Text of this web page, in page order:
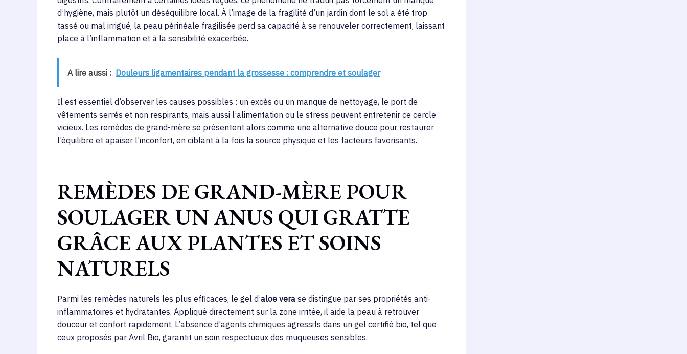
d’hygiène, mais plutôt un déséquilibre local. À l’image de la fragilité d’un jardin dont le sol a été trop
tassé ou mal irrigué, la peau périnéale fragilisée perd sa capacité à se renouveler correctement, laissant
place à l’inflammation et à la sensibilité exacerbée.
A lire aussi : Douleurs ligamentaires pendant la grossesse : comprendre et soulager
Il est essentiel d’observer les causes possibles : un excès ou un manque de nettoyage, le port de
vêtements serrés et non respirants, mais aussi l’alimentation ou le stress peuvent entretenir ce cercle
vicieux. Les remèdes de grand-mère se présentent alors comme une alternative douce pour restaurer
l’équilibre et apaiser l’inconfort, en ciblant à la fois la source physique et les facteurs favorisants.
REMÈDES DE GRAND-MÈRE POUR
SOULAGER UN ANUS QUI GRATTE
GRÂCE AUX PLANTES ET SOINS
NATURELS
Parmi les remèdes naturels les plus efficaces, le gel d’aloe vera se distingue par ses propriétés anti-
inflammatoires et hydratantes. Appliqué directement sur la zone irritée, il aide la peau à retrouver
douceur et confort rapidement. L’absence d’agents chimiques agressifs dans un gel certifié bio, tel que
ceux proposés par Avril Bio, garantit un soin respectueux des muqueuses sensibles.